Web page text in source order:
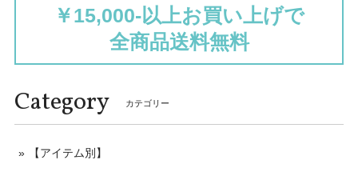
￥15,000-以上お買い上げで
全商品送料無料
Category カテゴリー
【アイテム別】